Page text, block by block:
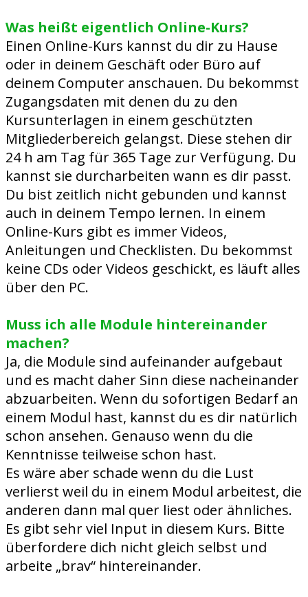
Was heißt eigentlich Online-Kurs?
Einen Online-Kurs kannst du dir zu Hause
oder in deinem Geschäft oder Büro auf
deinem Computer anschauen. Du bekommst
Zugangsdaten mit denen du zu den
Kursunterlagen in einem geschützten
Mitgliederbereich gelangst. Diese stehen dir
24 h am Tag für 365 Tage zur Verfügung. Du
kannst sie durcharbeiten wann es dir passt.
Du bist zeitlich nicht gebunden und kannst
auch in deinem Tempo lernen. In einem
Online-Kurs gibt es immer Videos,
Anleitungen und Checklisten. Du bekommst
keine CDs oder Videos geschickt, es läuft alles
über den PC.
Muss ich alle Module hintereinander
machen?
Ja, die Module sind aufeinander aufgebaut
und es macht daher Sinn diese nacheinander
abzuarbeiten. Wenn du sofortigen Bedarf an
einem Modul hast, kannst du es dir natürlich
schon ansehen. Genauso wenn du die
Kenntnisse teilweise schon hast.
Es wäre aber schade wenn du die Lust
verlierst weil du in einem Modul arbeitest, die
anderen dann mal quer liest oder ähnliches.
Es gibt sehr viel Input in diesem Kurs. Bitte
überfordere dich nicht gleich selbst und
arbeite „brav“ hintereinander.